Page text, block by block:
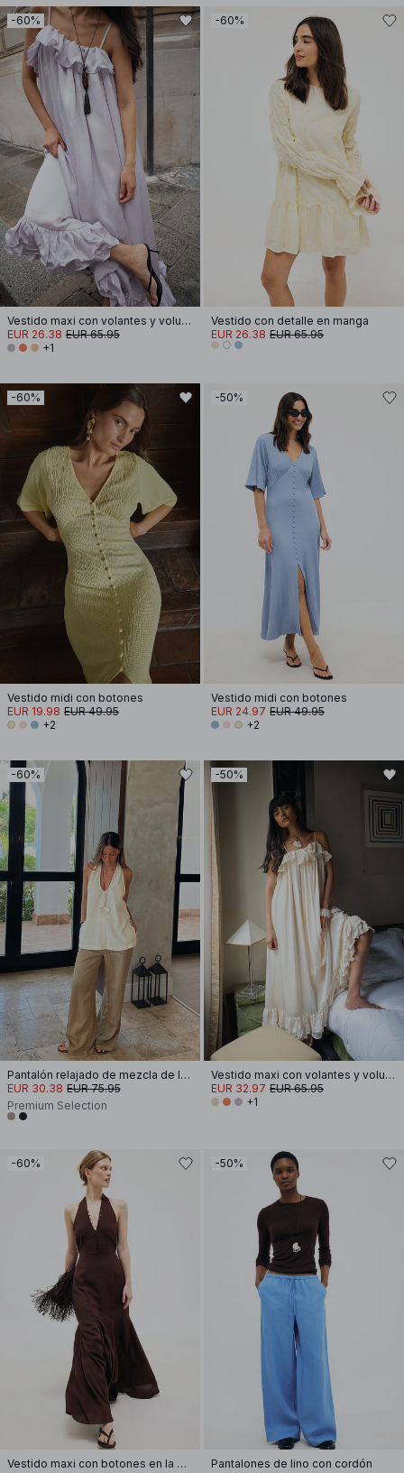
-60%
Vestido maxi con volantes y volumen
EUR 26.38 EUR 65.95
+1
-60%
Vestido con detalle en manga
EUR 26.38 EUR 65.95
-60%
Vestido midi con botones
EUR 19.98 EUR 49.95
+2
-50%
Vestido midi con botones
EUR 24.97 EUR 49.95
+2
-60%
Pantalón relajado de mezcla de lyocell
EUR 30.38 EUR 75.95
Premium Selection
-50%
Vestido maxi con volantes y volumen
EUR 32.97 EUR 65.95
+1
-60%
Vestido maxi con botones en la parte delantera y cuello halter
-50%
Pantalones de lino con cordón